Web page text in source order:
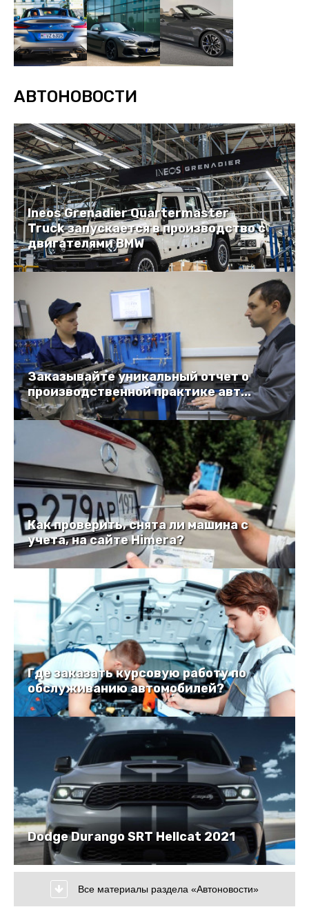
АВТОНОВОСТИ
Ineos Grenadier Quartermaster
Truck запускается в производство с
двигателями BMW
Заказывайте уникальный отчет о
производственной практике авт...
Как проверить, снята ли машина с
учета, на сайте Himera?
Где заказать курсовую работу по
обслуживанию автомобилей?
Dodge Durango SRT Hellcat 2021
Все материалы раздела «Автоновости»